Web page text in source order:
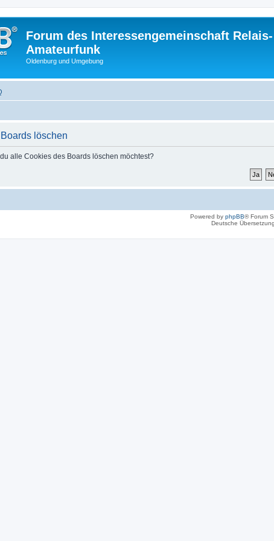
Forum des Interessengemeinschaft
Amateurfunk
Oldenburg und Umgebung
löschen
alle Cookies des Boards löschen möchtest?
Powered by phpBB® Forum
Deutsche